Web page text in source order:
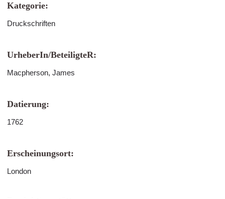
Kategorie:
Druckschriften
UrheberIn/BeteiligteR:
Macpherson, James
Datierung:
1762
Erscheinungsort:
London